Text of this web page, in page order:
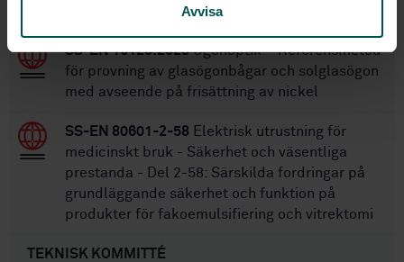
Avvisa
Glasögonglas - Terminologi (ISO 13666:2019)
SS-EN 16128:2025Ögonoptik – Referensmetod
för provning av glasögonbågar och solglasögon
med avseende på frisättning av nickel
SS-EN 80601-2-58 Elektrisk utrustning för
medicinskt bruk - Säkerhet och väsentliga
prestanda - Del 2-58: Särskilda fordringar på
grundläggande säkerhet och funktion på
produkter för fakoemulsifiering och vitrektomi
TEKNISK KOMMITTÉ